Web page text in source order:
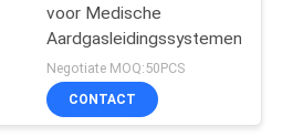
voor Medische
Aardgasleidingssystemen
Negotiate MOQ:50PCS
CONTACT